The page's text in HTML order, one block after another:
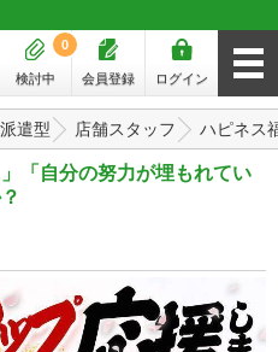
ログイン
会員登録
検討中
0
遣型 店舗スタッフ ハピネス
「自分の努力が埋もれてい